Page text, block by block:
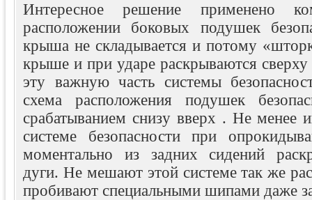
Интересное решение применено
расположении боковых подушек
крыша не складывается и потому
крыше и при ударе раскрываются
эту важную часть системы
схема расположения подушек
срабатыванием снизу вверх . Не менее
системе безопасности при
моментально из задних сидений
дуги. Не мешают этой системе так же
пробивают специальными шипами даже